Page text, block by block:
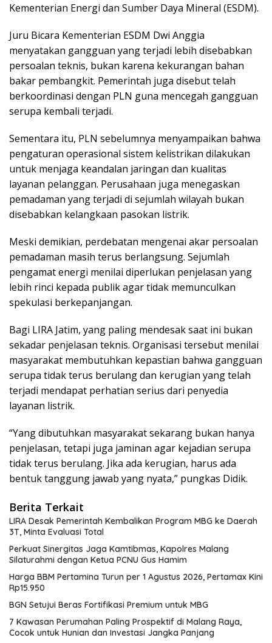
Kementerian Energi dan Sumber Daya Mineral (ESDM).
Juru Bicara Kementerian ESDM Dwi Anggia
menyatakan gangguan yang terjadi lebih disebabkan
persoalan teknis, bukan karena kekurangan bahan
bakar pembangkit. Pemerintah juga disebut telah
berkoordinasi dengan PLN guna mencegah gangguan
serupa kembali terjadi.
Sementara itu, PLN sebelumnya menyampaikan bahwa
pengaturan operasional sistem kelistrikan dilakukan
untuk menjaga keandalan jaringan dan kualitas
layanan pelanggan. Perusahaan juga menegaskan
pemadaman yang terjadi di sejumlah wilayah bukan
disebabkan kelangkaan pasokan listrik.
Meski demikian, perdebatan mengenai akar persoalan
pemadaman masih terus berlangsung. Sejumlah
pengamat energi menilai diperlukan penjelasan yang
lebih rinci kepada publik agar tidak memunculkan
spekulasi berkepanjangan.
Bagi LIRA Jatim, yang paling mendesak saat ini bukan
sekadar penjelasan teknis. Organisasi tersebut menilai
masyarakat membutuhkan kepastian bahwa gangguan
serupa tidak terus berulang dan kerugian yang telah
terjadi mendapat perhatian serius dari penyedia
layanan listrik.
“Yang dibutuhkan masyarakat sekarang bukan hanya
penjelasan, tetapi juga jaminan agar kejadian serupa
tidak terus berulang. Jika ada kerugian, harus ada
bentuk tanggung jawab yang nyata,” pungkas Didik.
Berita Terkait
LIRA Desak Pemerintah Kembalikan Program MBG ke Daerah
3T, Minta Evaluasi Total
Perkuat Sinergitas Jaga Kamtibmas, Kapolres Malang
Silaturahmi dengan Ketua PCNU Gus Hamim
Harga BBM Pertamina Turun per 1 Agustus 2026, Pertamax Kini
Rp15.950
BGN Setujui Beras Fortifikasi Premium untuk MBG
7 Kawasan Perumahan Paling Prospektif di Malang Raya,
Cocok untuk Hunian dan Investasi Jangka Panjang